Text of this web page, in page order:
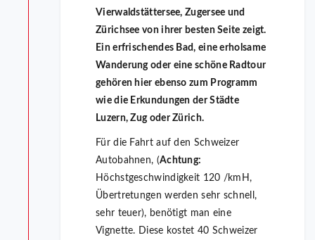
Vierwaldstättersee, Zugersee und
Zürichsee von ihrer besten Seite zeigt.
Ein erfrischendes Bad, eine erholsame
Wanderung oder eine schöne Radtour
gehören hier ebenso zum Programm
wie die Erkundungen der Städte
Luzern, Zug oder Zürich.
Für die Fahrt auf den Schweizer
Autobahnen, (Achtung:
Höchstgeschwindigkeit 120 /kmH,
Übertretungen werden sehr schnell,
sehr teuer), benötigt man eine
Vignette. Diese kostet 40 Schweizer